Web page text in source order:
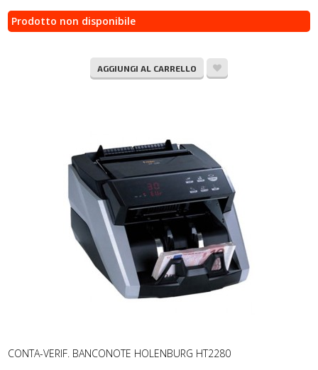
Prodotto non disponibile
AGGIUNGI AL CARRELLO
CONTA-VERIF. BANCONOTE HOLENBURG HT2280